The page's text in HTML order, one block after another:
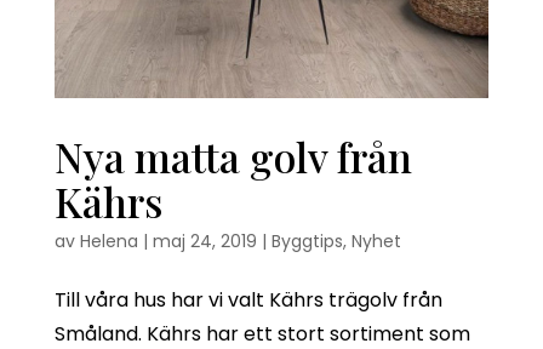
Nya matta golv från
Kährs
av Helena | maj 24, 2019 | Byggtips, Nyhet
Till våra hus har vi valt Kährs trägolv från
Småland. Kährs har ett stort sortiment som